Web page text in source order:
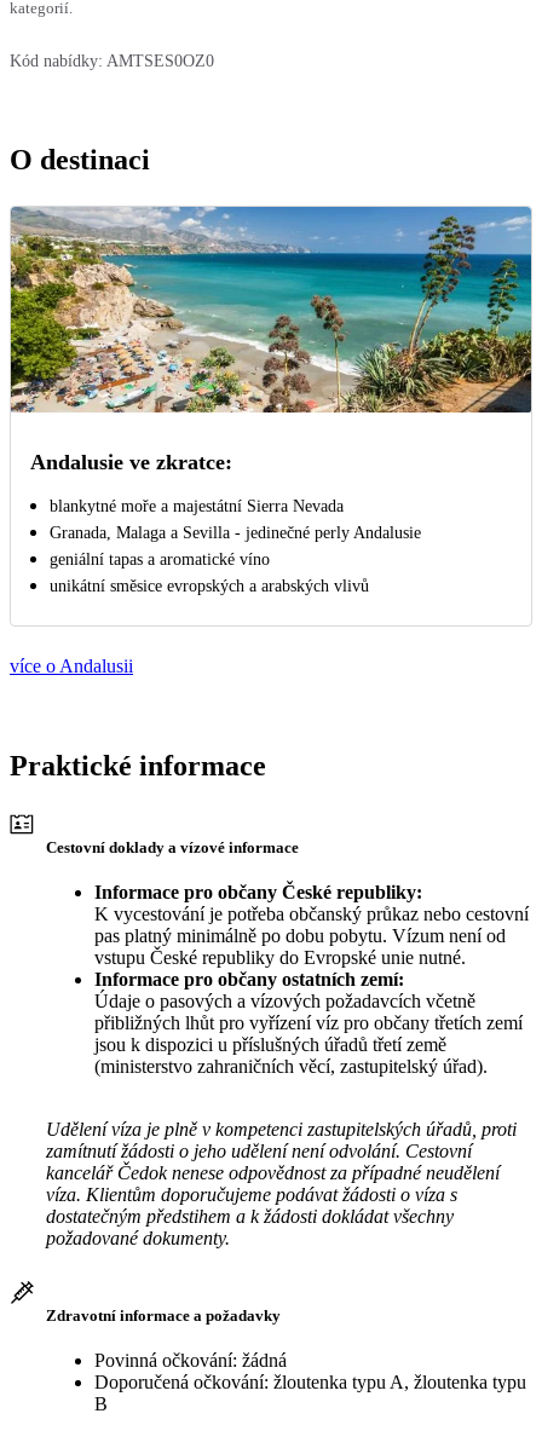
kategorií.
Kód nabídky: AMTSES0OZ0
O destinaci
Andalusie ve zkratce:
blankytné moře a majestátní Sierra Nevada
Granada, Malaga a Sevilla - jedinečné perly Andalusie
geniální tapas a aromatické víno
unikátní směsice evropských a arabských vlivů
více o Andalusii
Praktické informace
Cestovní doklady a vízové informace
Informace pro občany České republiky:
K vycestování je potřeba občanský průkaz nebo cestovní
pas platný minimálně po dobu pobytu. Vízum není od
vstupu České republiky do Evropské unie nutné.
Informace pro občany ostatních zemí:
Údaje o pasových a vízových požadavcích včetně
přibližných lhůt pro vyřízení víz pro občany třetích zemí
jsou k dispozici u příslušných úřadů třetí země
(ministerstvo zahraničních věcí, zastupitelský úřad).
Udělení víza je plně v kompetenci zastupitelských úřadů, proti
zamítnutí žádosti o jeho udělení není odvolání. Cestovní
kancelář Čedok nenese odpovědnost za případné neudělení
víza. Klientům doporučujeme podávat žádosti o víza s
dostatečným předstihem a k žádosti dokládat všechny
požadované dokumenty.
Zdravotní informace a požadavky
Povinná očkování: žádná
Doporučená očkování: žloutenka typu A, žloutenka typu
B